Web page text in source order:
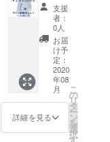
御礼の
お手紙
をお送
りさせ
て頂き
ます。
※浴衣の
サイズ
はフ
リーサ
イズの
みとな
りま
駄と支
援者様
からの
お気持
ちをあ
りがた
く頂戴
し、御
礼のお
手紙を
お送り
させて
頂きま
支援
者：
0人
お届
け予
定：
2020
年08
月
詳細を見る
こ
の
リ
タ
ー
ン
を
選
択
す